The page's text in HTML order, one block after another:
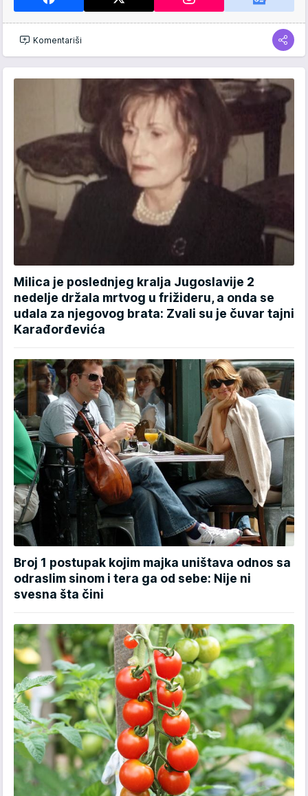
Komentariši
Milica je poslednjeg kralja Jugoslavije 2
nedelje držala mrtvog u frižideru, a onda se
udala za njegovog brata: Zvali su je čuvar tajni
Karađorđevića
Broj 1 postupak kojim majka uništava odnos sa
odraslim sinom i tera ga od sebe: Nije ni
svesna šta čini